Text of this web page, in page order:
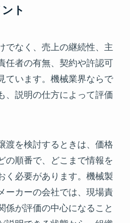
ト
でなく、売上の継続性、主
任者の有無、契約や許認可
ています。機械業界ならで
、説明の仕方によって評価
渡を検討するときは、価格
の順番で、どこまで情報を
く必要があります。機械製
ーカーの会社では、現場責
係が評価の中心になること